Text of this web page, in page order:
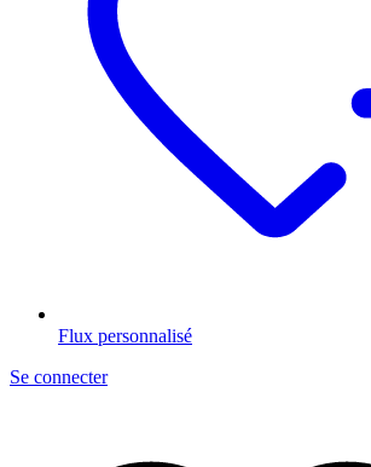
Flux personnalisé
Se connecter